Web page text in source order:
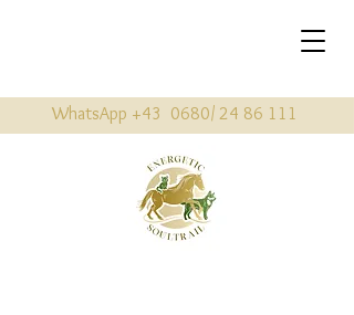
WhatsApp +43 0680/ 24 86 111